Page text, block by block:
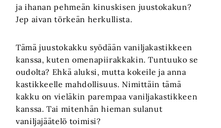
ja ihanan pehmeän kinuskisen juustokakun?
Jep aivan törkeän herkullista.
Tämä juustokakku syödään vaniljakastikkeen
kanssa, kuten omenapiirakkakin. Tuntuuko se
oudolta? Ehkä aluksi, mutta kokeile ja anna
kastikkeelle mahdollisuus. Nimittäin tämä
kakku on vieläkin parempaa vaniljakastikkeen
kanssa. Tai mitenhän hieman sulanut
vaniljajäätelö toimisi?